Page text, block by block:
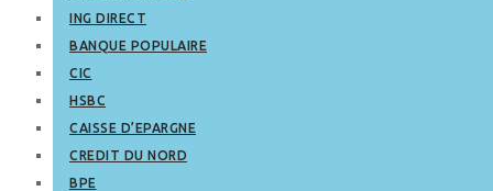
ING DIRECT
BANQUE POPULAIRE
CIC
HSBC
CAISSE D’EPARGNE
CREDIT DU NORD
BPE